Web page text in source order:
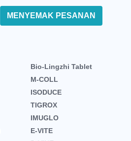
MENYEMAK PESANAN
Bio-Lingzhi Tablet
M-COLL
ISODUCE
TIGROX
IMUGLO
E-VITE